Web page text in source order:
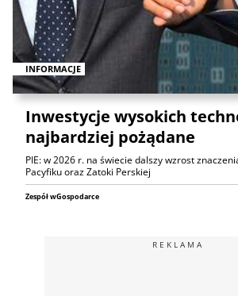
INFORMACJE
Inwestycje wysokich
najbardziej pożądane
PIE: w 2026 r. na świecie dalszy wzrost
Pacyfiku oraz Zatoki Perskiej
Zespół wGospodarce
REKLAMA